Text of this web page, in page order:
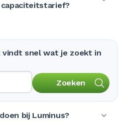
capaciteitstarief?
vindt snel wat je zoekt in
Zoeken
bij Luminus?